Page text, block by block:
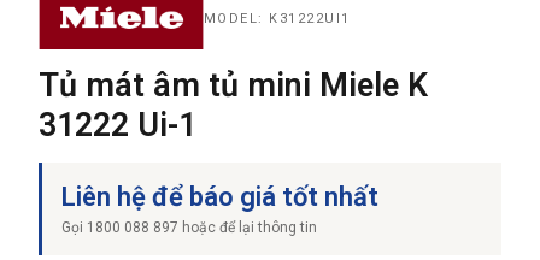
→ GỬI YÊU CẦU BÁO GIÁ
MODEL: K31222UI1
Tủ mát âm tủ mini Miele K
31222 Ui-1
Liên hệ để báo giá tốt nhất
Gọi 1800 088 897 hoặc để lại thông tin